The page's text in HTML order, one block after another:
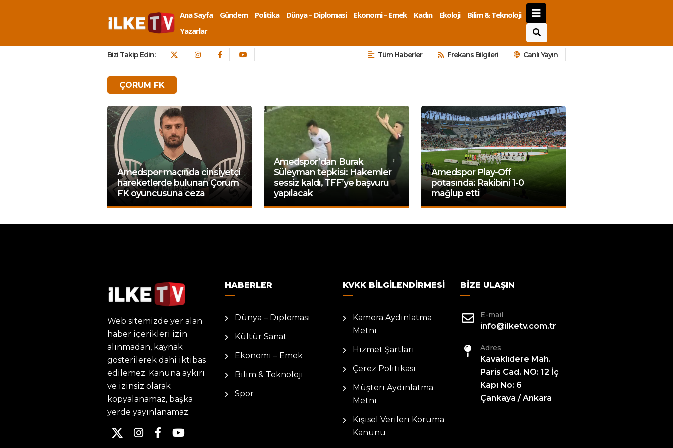
Ana Sayfa Gündem Politika Dünya – Diplomasi Ekonomi – Emek Kadın Ekoloji
Bilim & Teknoloji
Yazarlar
Bizi Takip Edin: Tüm Haberler Frekans Bilgileri Canlı Yayın
ÇORUM FK
Amedspor maçında cinsiyetçi
hareketlerde bulunan Çorum
FK oyuncusuna ceza
Amedspor’dan Burak
Süleyman tepkisi: Hakemler
sessiz kaldı, TFF’ye başvuru
yapılacak
Amedspor Play-Off
potasında: Rakibini 1-0
mağlup etti
Web sitemizde yer alan
haber içerikleri izin
alınmadan, kaynak
gösterilerek dahi iktibas
edilemez. Kanuna aykırı
ve izinsiz olarak
kopyalanamaz, başka
yerde yayınlanamaz.
HABERLER
Dünya – Diplomasi
Kültür Sanat
Ekonomi – Emek
Bilim & Teknoloji
Spor
KVKK BILGILENDIRMESI
Kamera Aydınlatma
Metni
Hizmet Şartları
Çerez Politikası
Müşteri Aydınlatma
Metni
Kişisel Verileri Koruma
Kanunu
BIZE ULAŞIN
E-mail
info@ilketv.com.tr
Adres
Kavaklıdere Mah.
Paris Cad. NO: 12 İç
Kapı No: 6
Çankaya / Ankara